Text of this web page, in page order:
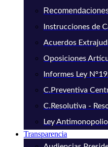
Instrucciones de
Acuerdos
Oposiciones
Informes Ley
C.Preventiva
C.Resolutiva -
Ley
Transparencia